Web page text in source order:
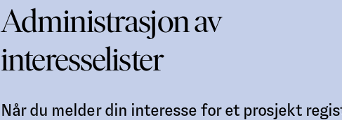
Administrasjon av
interesselister
Når du melder din interesse for et prosjekt